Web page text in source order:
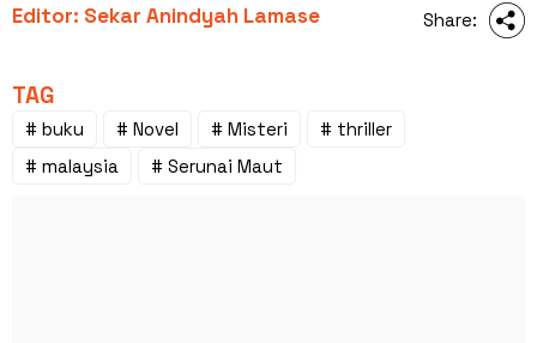
Editor: Sekar Anindyah Lamase Share:
TAG
# buku # Novel # Misteri
# thriller
# malaysia
# Serunai Maut